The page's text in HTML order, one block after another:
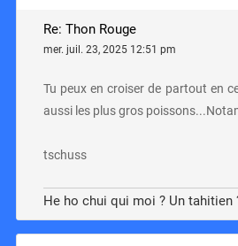
Re: Thon Rouge
mer. juil. 23, 2025 12:51 pm
Tu peux en croiser de partout en
aussi les plus gros
tschuss
He ho chui qui moi ? Un tahitien